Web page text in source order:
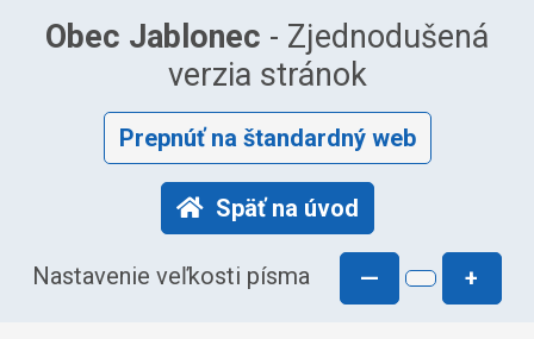
Obec Jablonec - Zjednodušená
verzia stránok
Prepnúť na štandardný web
Späť na úvod
Nastavenie veľkosti písma — +